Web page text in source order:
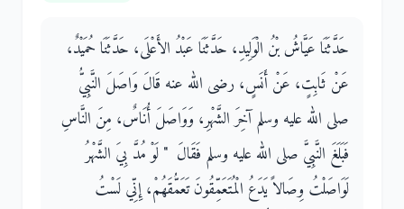
حَدَّثَنَا عَيَّاشُ بْنُ الْوَلِيدِ، حَدَّثَنَا عَبْدُ الأَعْلَى، حَدَّثَنَا حُمَيْدٌ،
عَنْ ثَابِتٍ، عَنْ أَنَسٍ، رضى الله عنه قَالَ وَاصَلَ النَّبِيُّ
صلى الله عليه وسلم آخِرَ الشَّهْرِ، وَوَاصَلَ أُنَاسٌ، مِنَ النَّاسِ
فَبَلَغَ النَّبِيَّ صلى الله عليه وسلم فَقَالَ ‏ "‏ لَوْ مُدَّ بِيَ الشَّهْرُ
لَوَاصَلْتُ وِصَالاً يَدَعُ الْمُتَعَمِّقُونَ تَعَمُّقَهُمْ، إِنِّي لَسْتُ